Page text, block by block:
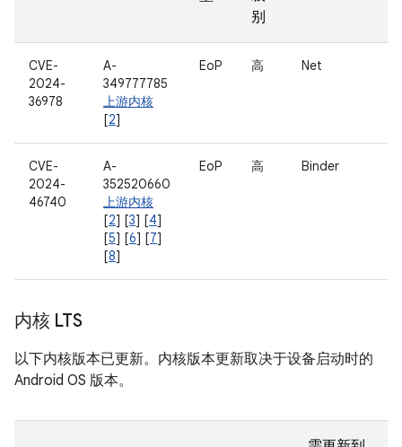
别
CVE-
2024-
36978
A-
349777785
上游内核
[2]
EoP 高 Net
CVE-
2024-
46740
A-
352520660
上游内核
[2] [3] [4]
[5] [6] [7]
[8]
EoP 高 Binder
内核 LTS
以下内核版本已更新。内核版本更新取决于设备启动时的
Android OS 版本。